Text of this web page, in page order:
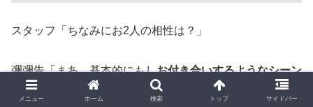
スタッフ「ちなみにお2人の相性は？」
彌彌告「まあ、基本的にもしお付き合いするようなシーン
は、全然相性悪い
メニュー ホーム 検索 トップ サイドバー